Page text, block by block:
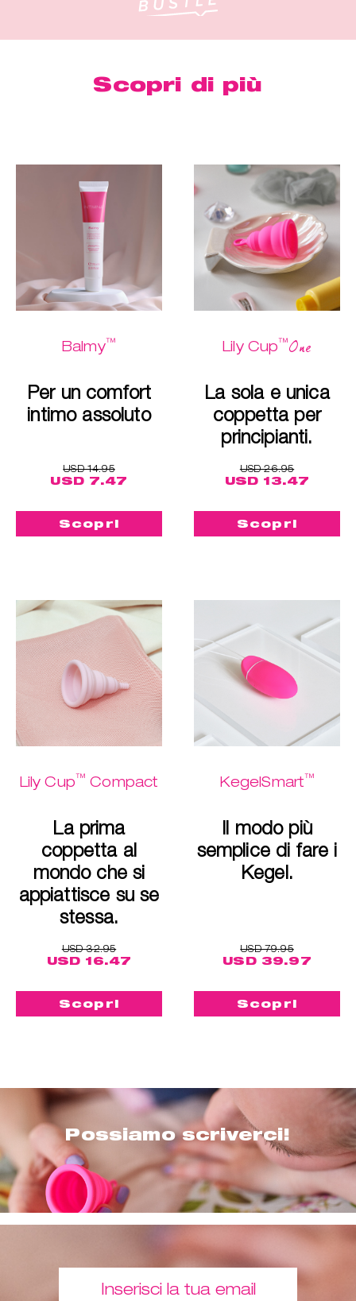
Scopri di più
Balmy™
Per un comfort
intimo assoluto
USD 14.95
USD 7.47
Scopri
Lily Cup™One
La sola e unica
coppetta per
principianti.
USD 26.95
USD 13.47
Scopri
Lily Cup™ Compact
La prima
coppetta al
mondo che si
appiattisce su se
stessa.
USD 32.95
USD 16.47
Scopri
KegelSmart™
Il modo più
semplice di fare i
Kegel.
USD 79.95
USD 39.97
Scopri
Possiamo scriverci!